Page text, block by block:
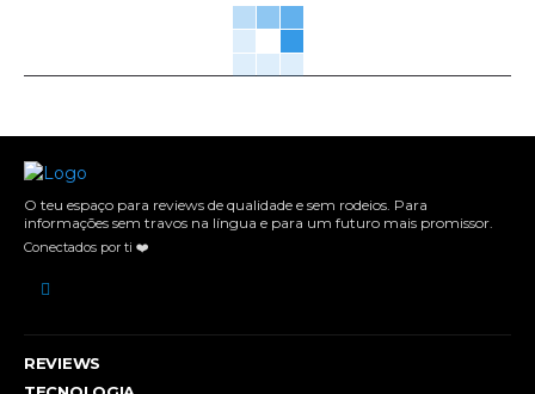
O teu espaço para reviews de qualidade e sem rodeios. Para
informações sem travos na língua e para um futuro mais promissor.
Conectados por ti ❤️
REVIEWS